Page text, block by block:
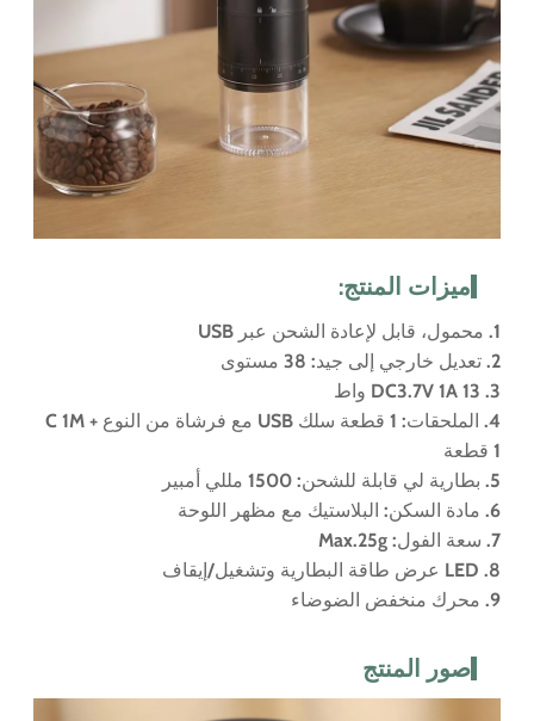
ميزات المنتج:
1. محمول، قابل لإعادة الشحن عبر USB
2. تعديل خارجي إلى جيد: 38 مستوى
3. DC3.7V 1A 13 واط
4. الملحقات: 1 قطعة سلك USB مع فرشاة من النوع C 1M +
1 قطعة
5. بطارية لي قابلة للشحن: 1500 مللي أمبير
6. مادة السكن: البلاستيك مع مظهر اللوحة
7. سعة الفول: Max.25g
8. LED عرض طاقة البطارية وتشغيل/إيقاف
9. محرك منخفض الضوضاء
صور المنتج